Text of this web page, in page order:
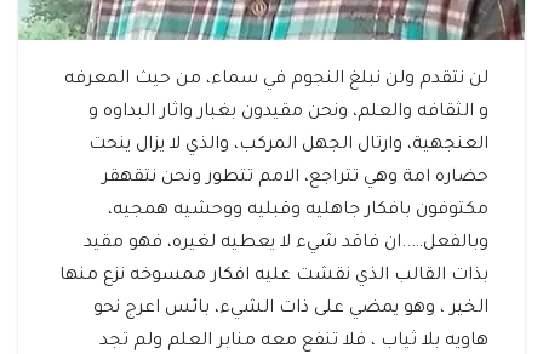
لن نتقدم ولن نبلغ النجوم في سماء، من حيث المعرفه
و الثقافه والعلم، ونحن مقيدون بغبار واثار البداوه و
العنجهية، وارتال الجهل المركب، والذي لا يزال ينحت
حضاره امة وهي تتراجع، الامم تتطور ونحن نتقهقر
مكتوفون بافكار جاهليه وقبليه ووحشيه همجيه،
وبالفعل…..ان فاقد شيء لا يعطيه لغيره، فهو مقيد
بذات القالب الذي نقشت عليه افكار ممسوخه نزع منها
الخير ، وهو يمضي على ذات الشيء، بائس اعرج نحو
هاويه بلا ثياب ، فلا تنفع معه منابر العلم ولم تجد